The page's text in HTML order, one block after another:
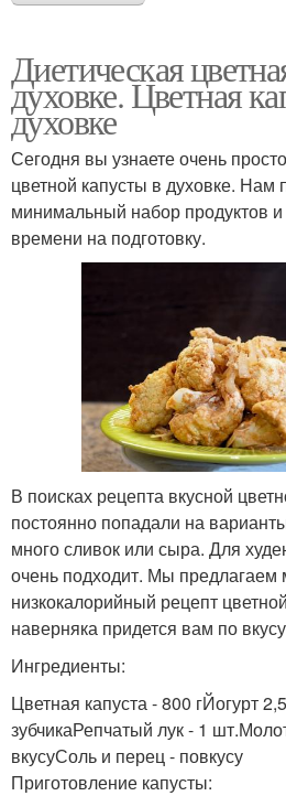
Диетическая
духовке. Цветная
духовке
Сегодня вы узнаете очень
цветной капусты в духовке. Нам
минимальный набор продуктов
времени на подготовку.
В поисках рецепта вкусной
постоянно попадали на
много сливок или сыра. Для
очень подходит. Мы предлагаем
низкокалорийный рецепт
наверняка придется вам по
Ингредиенты:
Цветная капуста - 800 гЙогурт
зубчикаРепчатый лук - 1
вкусуСоль и перец - повкусу
Приготовление капусты: